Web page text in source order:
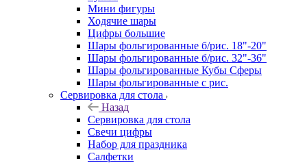
Мини фигуры
Ходячие шары
Цифры большие
Шары фольгированные б/рис. 18"-20"
Шары фольгированные б/рис. 32"-36"
Шары фольгированные Кубы Сферы
Шары фольгированные с рис.
Сервировка для стола
Назад
Сервировка для стола
Свечи цифры
Набор для праздника
Салфетки